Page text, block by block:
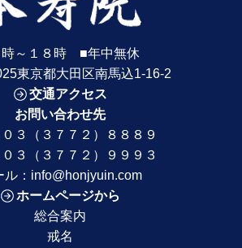
時～１８時 ■年中無休
東京都大田区南馬込1-16-2
交通アクセス
お問い合わせ先
０３（３７７２）８８８９
３（３７７２）９９９３
ル： info@honjyuin.com
ホームページから
総合案内
戒名